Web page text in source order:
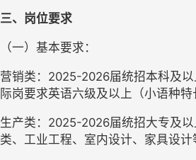
三、岗位要求
（一）基本要求：
营销类： 2025-2026届统招本科及
际岗要求英语六级及以上（小语种特
生产类： 2025-2026届统招大专及
类、工业工程、室内设计、家具设计